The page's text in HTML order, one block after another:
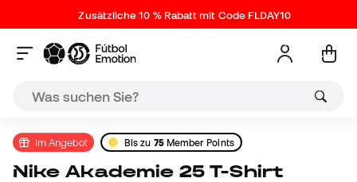
Zusätzliche 10 % Rabatt mit Code FLDAY10
Im Angebot Bis zu 75Member Points
Nike Akademie 25 T-Shirt